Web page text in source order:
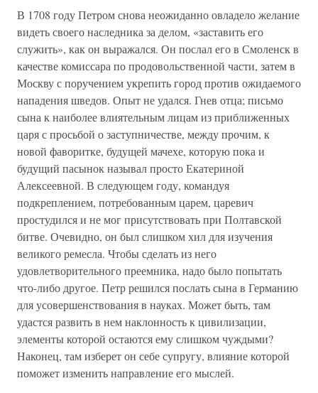
В 1708 году Петром снова неожиданно овладело желание
видеть своего наследника за делом, «заставить его
служить», как он выражался. Он послал его в Смоленск в
качестве комиссара по продовольственной части, затем в
Москву с поручением укрепить город против ожидаемого
нападения шведов. Опыт не удался. Гнев отца; письмо
сына к наиболее влиятельным лицам из приближенных
царя с просьбой о заступничестве, между прочим, к
новой фаворитке, будущей мачехе, которую пока и
будущий пасынок называл просто Екатериной
Алексеевной. В следующем году, командуя
подкреплением, потребованным царем, царевич
простудился и не мог присутствовать при Полтавской
битве. Очевидно, он был слишком хил для изучения
великого ремесла. Чтобы сделать из него
удовлетворительного преемника, надо было попытать
что-либо другое. Петр решился послать сына в Германию
для усовершенствования в науках. Может быть, там
удастся развить в нем наклонность к цивилизации,
элементы которой остаются ему слишком чуждыми?
Наконец, там изберет он себе супругу, влияние которой
поможет изменить направление его мыслей.